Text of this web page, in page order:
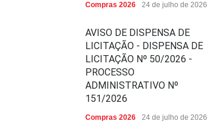
Compras 2026 24 de julho de 2026
AVISO DE DISPENSA DE
LICITAÇÃO - DISPENSA DE
LICITAÇÃO Nº 50/2026 -
PROCESSO
ADMINISTRATIVO Nº
151/2026
Compras 2026 24 de julho de 2026